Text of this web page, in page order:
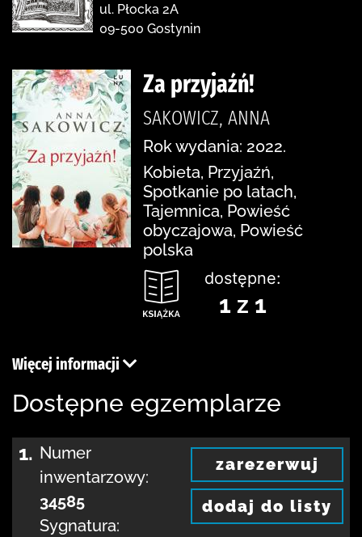
ul. Płocka 2A
09-500 Gostynin
Za przyjaźń!
SAKOWICZ, ANNA
Rok wydania: 2022.
Kobieta, Przyjaźń,
Spotkanie po latach,
Tajemnica, Powieść
obyczajowa, Powieść
polska
dostępne:
1 z 1
Więcej informacji
Dostępne egzemplarze
1. Numer
inwentarzowy:
34585
Sygnatura:
zarezerwuj
dodaj do listy